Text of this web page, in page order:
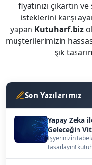
fiyatınızı çıkartın
isteklerini
yapan Kutuharf.biz
müşterilerimizin
şık
Son Yazılarımız
Yapay Zeka
Geleceğin
İşyerinizin
tasarlayın!